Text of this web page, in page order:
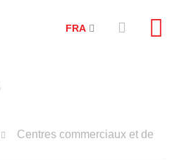
FRA
Centres commerciaux et de